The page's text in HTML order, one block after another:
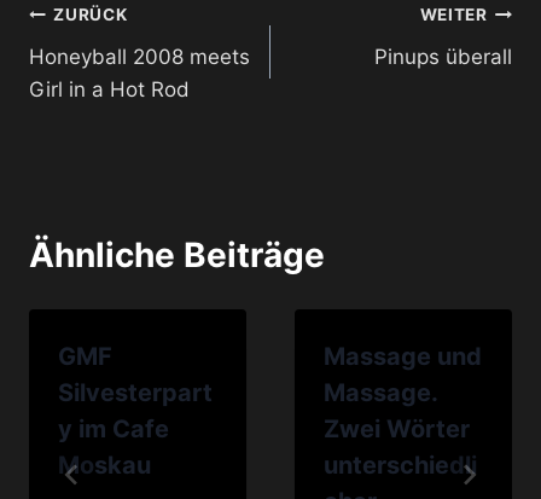
Beitragsnavigation
ZURÜCK
Honeyball 2008 meets
Girl in a Hot Rod
WEITER
Pinups überall
Ähnliche Beiträge
GMF
Silvesterpart
y im Cafe
Moskau
Massage und
Massage.
Zwei Wörter
unterschiedli